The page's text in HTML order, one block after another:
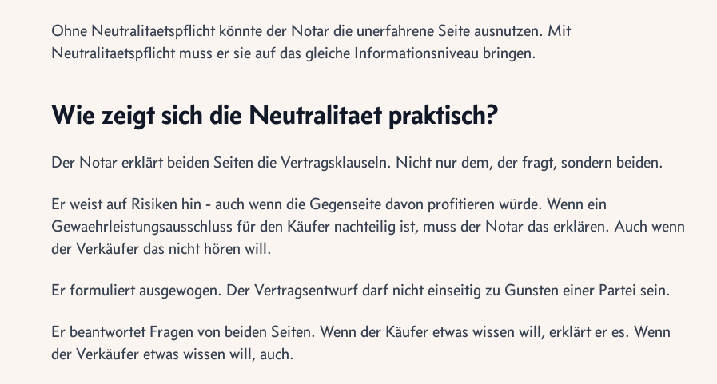
Ohne Neutralitaetspflicht könnte der Notar die unerfahrene Seite ausnutzen. Mit
Neutralitaetspflicht muss er sie auf das gleiche Informationsniveau bringen.
Wie zeigt sich die Neutralitaet praktisch?
Der Notar erklärt beiden Seiten die Vertragsklauseln. Nicht nur dem, der fragt, sondern beiden.
Er weist auf Risiken hin - auch wenn die Gegenseite davon profitieren würde. Wenn ein
Gewaehrleistungsausschluss für den Käufer nachteilig ist, muss der Notar das erklären. Auch wenn
der Verkäufer das nicht hören will.
Er formuliert ausgewogen. Der Vertragsentwurf darf nicht einseitig zu Gunsten einer Partei sein.
Er beantwortet Fragen von beiden Seiten. Wenn der Käufer etwas wissen will, erklärt er es. Wenn
der Verkäufer etwas wissen will, auch.